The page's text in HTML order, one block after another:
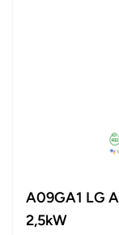
A09GA1 LG
2,5kW